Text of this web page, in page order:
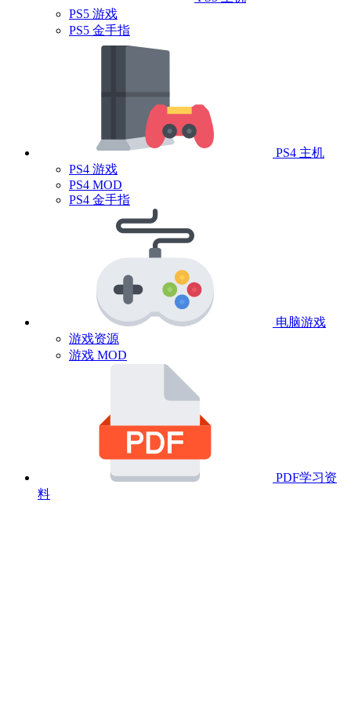
PS5 游戏
PS5 金手指
PS4 主机
PS4 游戏
PS4 MOD
PS4 金手指
电脑游戏
游戏资源
游戏 MOD
PDF学习资
料